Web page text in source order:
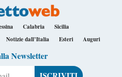
Calabria
Sicilia
Notizie dall’Italia Esteri Auguri
Newsletter